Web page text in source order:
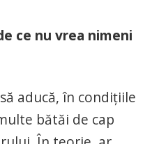
ce nu vrea nimeni
aducă, în condițiile
bătăi de cap